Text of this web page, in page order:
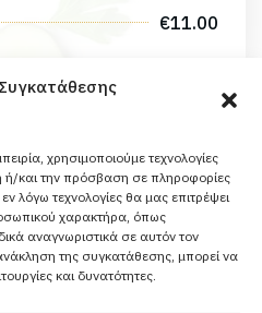
χρησιμοποιούμε τεχνολογίες
και την πρόσβαση σε πληροφορίες
λόγω τεχνολογίες θα μας επιτρέψει
χαρακτήρα, όπως
αναγνωριστικά σε αυτόν τον
της συγκατάθεσης, μπορεί να
και δυνατότητες.
€11.00
€16.00